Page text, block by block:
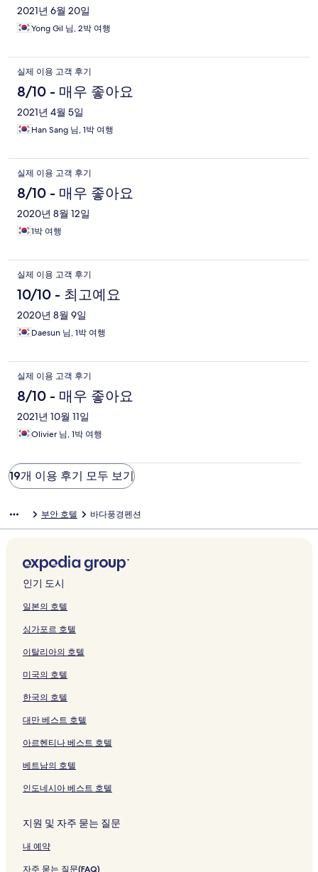
2021년 6월 20일
Yong Gil 님, 2박 여행
실제 이용 고객 후기
8/10 - 매우 좋아요
2021년 4월 5일
Han Sang 님, 1박 여행
실제 이용 고객 후기
8/10 - 매우 좋아요
2020년 8월 12일
1박 여행
실제 이용 고객 후기
10/10 - 최고예요
2020년 8월 9일
Daesun 님, 1박 여행
실제 이용 고객 후기
8/10 - 매우 좋아요
2021년 10월 11일
Olivier 님, 1박 여행
19개 이용 후기 모두 보기
부안 호텔 바다풍경펜션
인기 도시
일본의 호텔
싱가포르 호텔
이탈리아의 호텔
미국의 호텔
한국의 호텔
대만 베스트 호텔
아르헨티나 베스트 호텔
베트남의 호텔
인도네시아 베스트 호텔
지원 및 자주 묻는 질문
내 예약
자주 묻는 질문(FAQ)